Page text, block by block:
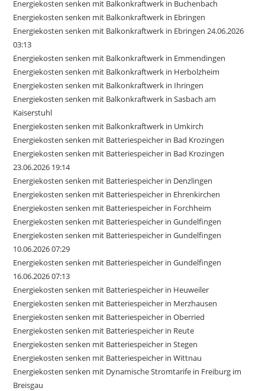
Energiekosten senken mit Balkonkraftwerk in Buchenbach
Energiekosten senken mit Balkonkraftwerk in Ebringen
Energiekosten senken mit Balkonkraftwerk in Ebringen 24.06.2026
03:13
Energiekosten senken mit Balkonkraftwerk in Emmendingen
Energiekosten senken mit Balkonkraftwerk in Herbolzheim
Energiekosten senken mit Balkonkraftwerk in Ihringen
Energiekosten senken mit Balkonkraftwerk in Sasbach am
Kaiserstuhl
Energiekosten senken mit Balkonkraftwerk in Umkirch
Energiekosten senken mit Batteriespeicher in Bad Krozingen
Energiekosten senken mit Batteriespeicher in Bad Krozingen
23.06.2026 19:14
Energiekosten senken mit Batteriespeicher in Denzlingen
Energiekosten senken mit Batteriespeicher in Ehrenkirchen
Energiekosten senken mit Batteriespeicher in Forchheim
Energiekosten senken mit Batteriespeicher in Gundelfingen
Energiekosten senken mit Batteriespeicher in Gundelfingen
10.06.2026 07:29
Energiekosten senken mit Batteriespeicher in Gundelfingen
16.06.2026 07:13
Energiekosten senken mit Batteriespeicher in Heuweiler
Energiekosten senken mit Batteriespeicher in Merzhausen
Energiekosten senken mit Batteriespeicher in Oberried
Energiekosten senken mit Batteriespeicher in Reute
Energiekosten senken mit Batteriespeicher in Stegen
Energiekosten senken mit Batteriespeicher in Wittnau
Energiekosten senken mit Dynamische Stromtarife in Freiburg im
Breisgau